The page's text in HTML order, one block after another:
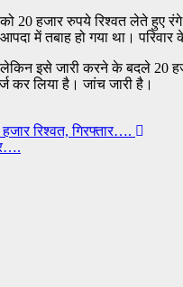
हजार रुपये रिश्वत लेते हुए
में तबाह हो गया था।
इसे जारी करने के बदले 20
कर लिया है। जांच जारी है।
रिश्वत, गिरफ्तार….